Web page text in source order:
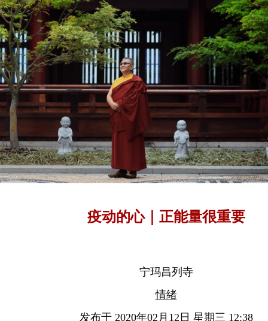
疫动的心｜正能量很重要
宁玛昌列寺
情绪
发布于 2020年02月12日 星期三 12:38